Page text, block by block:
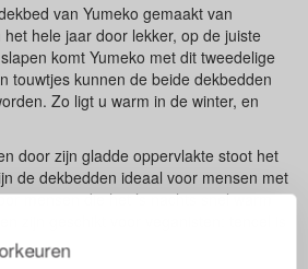
van Yumeko gemaakt van
hele jaar door lekker, op de juiste
komt Yumeko met dit tweedelige
touwtjes kunnen de beide dekbedden
Zo ligt u warm in de winter, en
door zijn gladde oppervlakte stoot het
de dekbedden ideaal voor mensen met
mensen die het ’s nachts snel warm
zijn geschikt voor veganisten: tencel is